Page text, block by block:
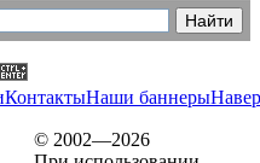
КонтактыНаши баннеры
© 2002—2026